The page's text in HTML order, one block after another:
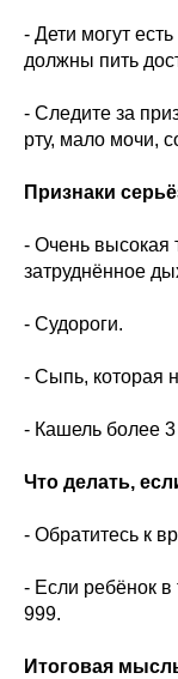
- Дети могут
должны пить
- Следите за
рту, мало мочи,
Признаки
- Очень высокая
затруднённое
- Судороги.
- Сыпь, которая
- Кашель более
Что делать,
- Обратитесь к
- Если ребёнок
999.
Итоговая